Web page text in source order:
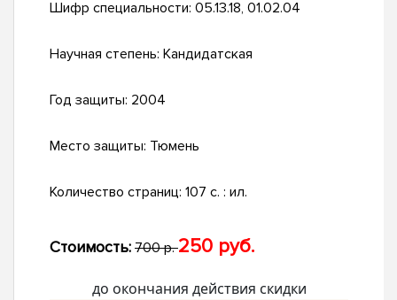
Шифр специальности: 05.13.18, 01.02.04
Научная степень: Кандидатская
Год защиты: 2004
Место защиты: Тюмень
Количество страниц: 107 с. : ил.
Стоимость: 700 р.250 руб.
до окончания действия скидки